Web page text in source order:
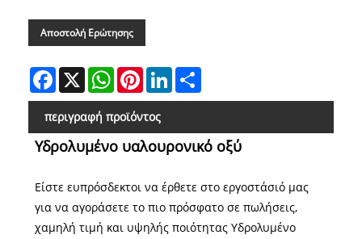
Αποστολή Ερώτησης
Facebook
X WhatsAppPinterestLinkedIn
περιγραφή προϊόντος
Υδρολυμένο υαλουρονικό οξύ
Είστε ευπρόσδεκτοι να έρθετε στο εργοστάσιό μας
για να αγοράσετε το πιο πρόσφατο σε πωλήσεις,
χαμηλή τιμή και υψηλής ποιότητας Υδρολυμένο